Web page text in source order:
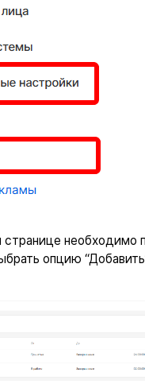
необходимо
опцию